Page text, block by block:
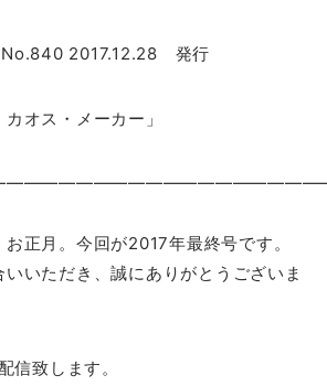
No.840 2017.12.28 発行
オス・メーカー」
正月。今回が2017年最終号です。
いただき、誠にありがとうございま
信致します。